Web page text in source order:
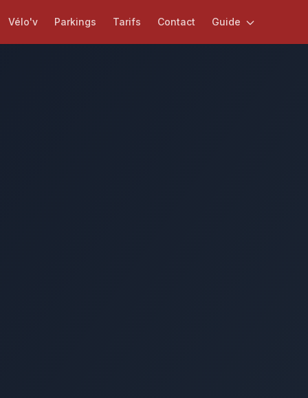
Vélo'v Parkings Tarifs Contact Guide